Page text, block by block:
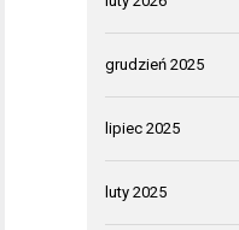
grudzień 2025
lipiec 2025
luty 2025